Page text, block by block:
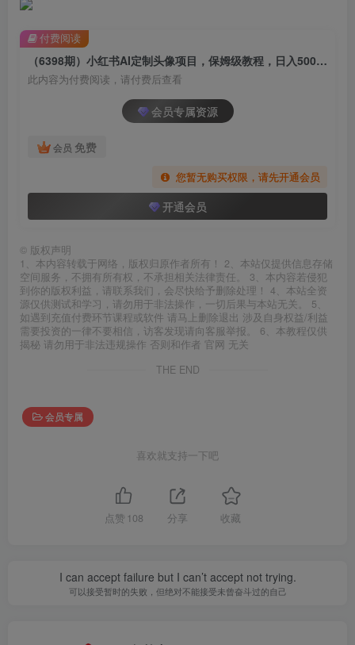
（6398期）小红书AI定制头像项目，保姆级教程，日入500+，【教程+工具】
此内容为付费阅读，请付费后查看
会员专属资源
会员 免费
您暂无购买权限，请先开通会员
开通会员
付费阅读
© 版权声明
1、本内容转载于网络，版权归原作者所有！ 2、本站仅提供信息存储
空间服务，不拥有所有权，不承担相关法律责任。 3、本内容若侵犯
到你的版权利益，请联系我们，会尽快给予删除处理！ 4、本站全资
源仅供测试和学习，请勿用于非法操作，一切后果与本站无关。 5、
如遇到充值付费环节课程或软件 请马上删除退出 涉及自身权益/利益
需要投资的一律不要相信，访客发现请向客服举报。 6、本教程仅供
揭秘 请勿用于非法违规操作 否则和作者 官网 无关
THE END
会员专属
喜欢就支持一下吧
点赞 108 分享 收藏
I can accept failure but I can’t accept not trying.
可以接受暂时的失败，但绝对不能接受未曾奋斗过的自己